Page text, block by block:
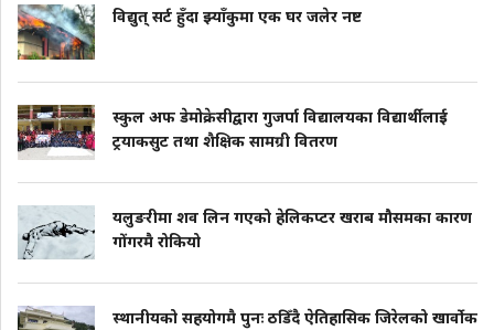
विद्युत् सर्ट हुँदा झ्याँकुमा एक घर जलेर नष्ट
स्कुल अफ डेमोक्रेसीद्वारा गुजर्पा विद्यालयका विद्यार्थीलाई
ट्रयाकसुट तथा शैक्षिक सामग्री वितरण
यलुङरीमा शव लिन गएको हेलिकप्टर खराब मौसमका कारण
गोंगरमै रोकियो
स्थानीयको सहयोगमै पुनः ठडिँदै ऐतिहासिक जिरेलको खार्वोक